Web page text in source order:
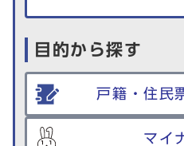
目的から探す
戸籍・住民
マイ